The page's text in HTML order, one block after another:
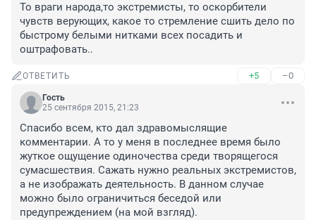
То враги народа,то экстремисты, то оскорбители
чувств верующих, какое то стремление сшить дело по
быстрому белыми нитками всех посадить и
оштрафовать..
ОТВЕТИТЬ +5 –0
Гость
25 сентября 2015, 21:23
Спасибо всем, кто дал здравомыслящие
комментарии. А то у меня в последнее время было
жуткое ощущение одиночества среди творящегося
сумасшествия. Сажать нужно реальных экстремистов,
а не изображать деятельность. В данном случае
можно было ограничиться беседой или
предупреждением (на мой взгляд).